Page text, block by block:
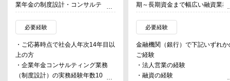
業年金の制度設計・コンサルティン
グ
■職務詳細
・ホールセール営業担当への同行支
援（企業年金等への財政決算報告
等）
・年金財政や退職給付会計をふまえ
必要経験
・ご応募時点で社会人年次14年目以
上の方
・企業年金コンサルティング業務
（制度設計）の実務経験年数10年以
期～長期資金まで幅広い融資業務
担う。
・融資だけでなく、お客様のニー
に応じてシンジケートローン、事
承継、M＆Aなどの案件も取り扱
う。
（具体的なイメージ）
必要経験
金融機関（銀行）で下記いずれか
ご経験
・法人営業の経験
・融資の経験